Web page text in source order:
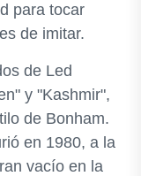
para tocar
de imitar.
de Led
y "Kashmir",
de Bonham.
en 1980, a la
vacío en la